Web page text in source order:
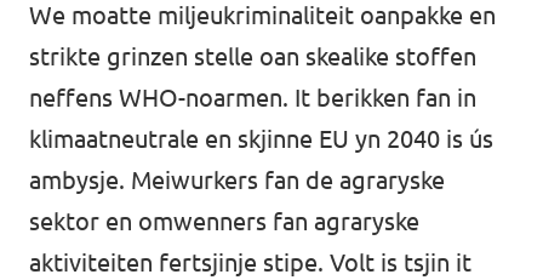
We moatte miljeukriminaliteit oanpakke en
strikte grinzen stelle oan skealike stoffen
neffens WHO-noarmen. It berikken fan in
klimaatneutrale en skjinne EU yn 2040 is ús
ambysje. Meiwurkers fan de agraryske
sektor en omwenners fan agraryske
aktiviteiten fertsjinje stipe. Volt is tsjin it